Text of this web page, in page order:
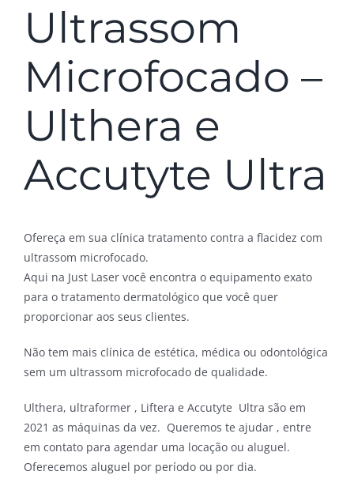
Ultrassom
Microfocado –
Ulthera e
Accutyte Ultra
Ofereça em sua clínica tratamento contra a flacidez com
ultrassom microfocado.
Aqui na Just Laser você encontra o equipamento exato
para o tratamento dermatológico que você quer
proporcionar aos seus clientes.
Não tem mais clínica de estética, médica ou odontológica
sem um ultrassom microfocado de qualidade.
Ulthera, ultraformer , Liftera e Accutyte Ultra são em
2021 as máquinas da vez. Queremos te ajudar , entre
em contato para agendar uma locação ou aluguel.
Oferecemos aluguel por período ou por dia.